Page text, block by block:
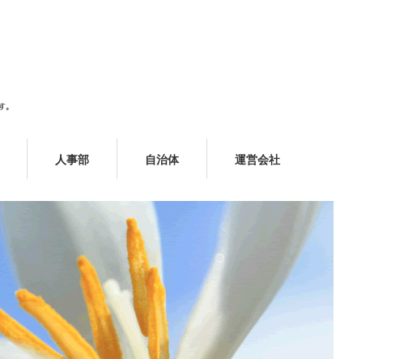
人事部 自治体 運営会社